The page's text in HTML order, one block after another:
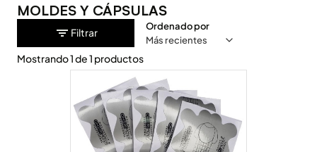
MOLDES Y CÁPSULAS
Filtrar Ordenado por
Mostrando1de1 productos